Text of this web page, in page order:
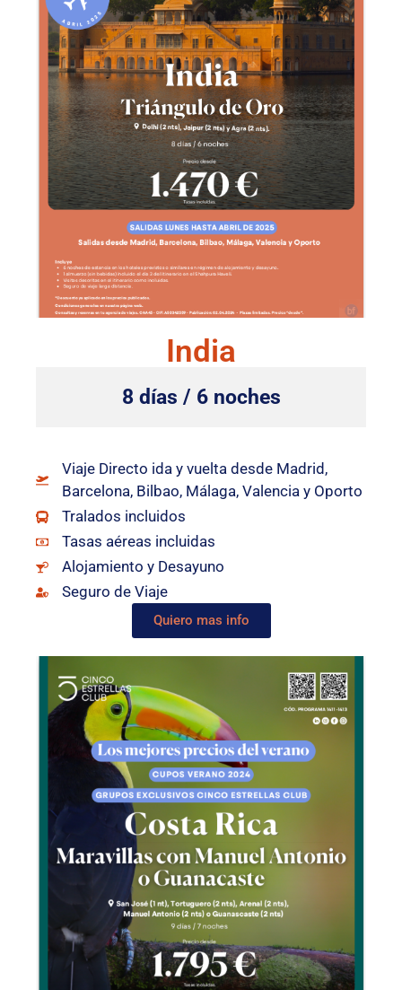
India
8 días / 6 noches
Viaje Directo ida y vuelta desde Madrid,
Barcelona, Bilbao, Málaga, Valencia y Oporto
Tralados incluidos
Tasas aéreas incluidas
Alojamiento y Desayuno
Seguro de Viaje
Quiero mas info